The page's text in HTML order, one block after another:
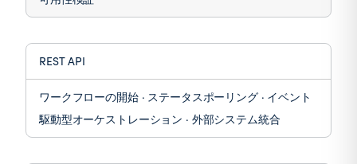
REST API
ワークフローの開始 · ステータスポーリング · イベント
駆動型オーケストレーション · 外部システム統合